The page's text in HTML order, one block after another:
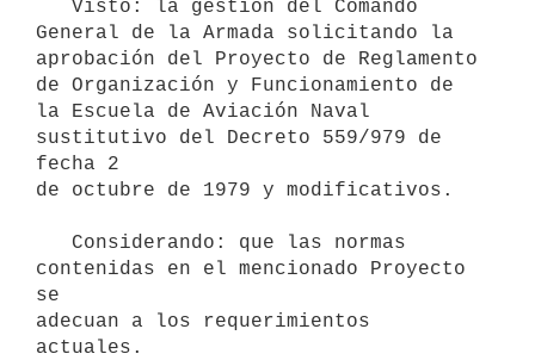
General de la Armada solicitando la
aprobación del Proyecto de Reglamento
de Organización y Funcionamiento de
la Escuela de Aviación Naval
sustitutivo del Decreto 559/979 de
fecha 2
de octubre de 1979 y modificativos.
contenidas en el mencionado Proyecto
se
adecuan a los requerimientos
actuales.